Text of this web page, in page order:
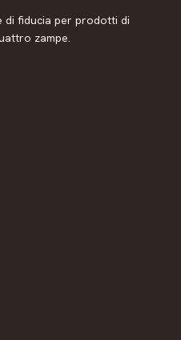
di fiducia per prodotti di
zampe.